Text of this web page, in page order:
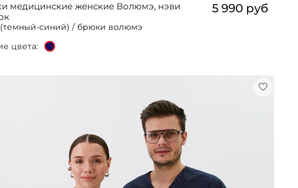
медицинские женские Волюмэ, нэви
синий) / брюки волюмэ
5 990 руб
цвета: